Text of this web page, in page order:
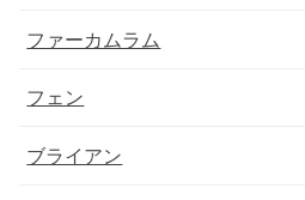
ファーカムラム
フェン
ブライアン